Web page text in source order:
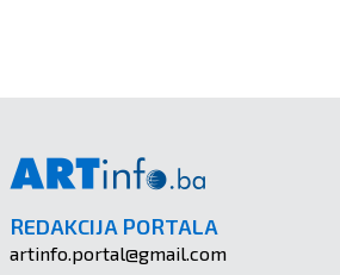
REDAKCIJA PORTALA
artinfo.portal@gmail.com